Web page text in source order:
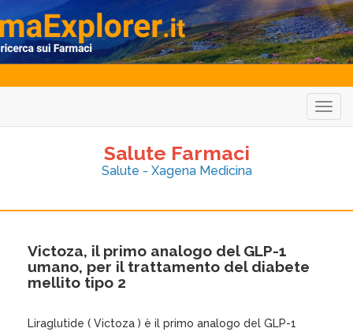
Salute Farmaci
Salute - Xagena Medicina
Victoza, il primo analogo del GLP-1
umano, per il trattamento del diabete
mellito tipo 2
Liraglutide ( Victoza ) è il primo analogo del GLP-1